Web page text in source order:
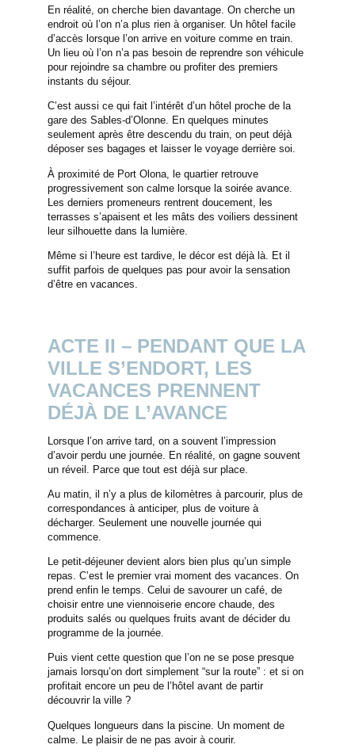
En réalité, on cherche bien davantage. On cherche un
endroit où l’on n’a plus rien à organiser. Un hôtel facile
d’accès lorsque l’on arrive en voiture comme en train.
Un lieu où l’on n’a pas besoin de reprendre son véhicule
pour rejoindre sa chambre ou profiter des premiers
instants du séjour.
C’est aussi ce qui fait l’intérêt d’un hôtel proche de la
gare des Sables-d’Olonne. En quelques minutes
seulement après être descendu du train, on peut déjà
déposer ses bagages et laisser le voyage derrière soi.
À proximité de Port Olona, le quartier retrouve
progressivement son calme lorsque la soirée avance.
Les derniers promeneurs rentrent doucement, les
terrasses s’apaisent et les mâts des voiliers dessinent
leur silhouette dans la lumière.
Même si l’heure est tardive, le décor est déjà là. Et il
suffit parfois de quelques pas pour avoir la sensation
d’être en vacances.
ACTE II – PENDANT QUE LA
VILLE S’ENDORT, LES
VACANCES PRENNENT
DÉJÀ DE L’AVANCE
Lorsque l’on arrive tard, on a souvent l’impression
d’avoir perdu une journée. En réalité, on gagne souvent
un réveil. Parce que tout est déjà sur place.
Au matin, il n’y a plus de kilomètres à parcourir, plus de
correspondances à anticiper, plus de voiture à
décharger. Seulement une nouvelle journée qui
commence.
Le petit-déjeuner devient alors bien plus qu’un simple
repas. C’est le premier vrai moment des vacances. On
prend enfin le temps. Celui de savourer un café, de
choisir entre une viennoiserie encore chaude, des
produits salés ou quelques fruits avant de décider du
programme de la journée.
Puis vient cette question que l’on ne se pose presque
jamais lorsqu’on dort simplement “sur la route” : et si on
profitait encore un peu de l’hôtel avant de partir
découvrir la ville ?
Quelques longueurs dans la piscine. Un moment de
calme. Le plaisir de ne pas avoir à courir.